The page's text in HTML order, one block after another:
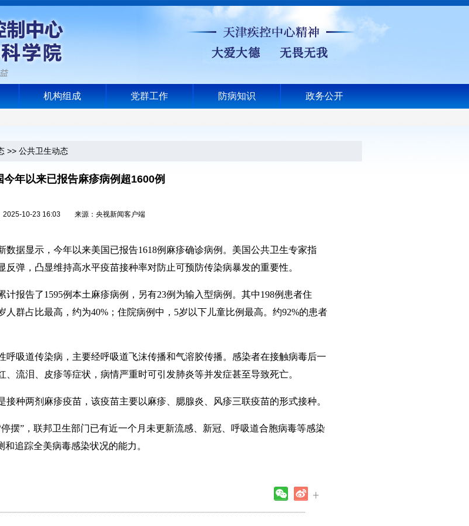
机构组成 党群工作 防病知识 政务公开
>> 公共卫生动态
今年以来已报告麻疹病例超1600例
2025-10-23 16:03 来源：央视新闻客户端
据显示，今年以来美国已报告1618例麻疹确诊病例。美国公共卫生专家指
弹，凸显维持高水平疫苗接种率对防止可预防传染病暴发的重要性。
报告了1595例本土麻疹病例，另有23例为输入型病例。其中198例患者住
人群占比最高，约为40%；住院病例中，5岁以下儿童比例最高。约92%的患者
吸道传染病，主要经呼吸道飞沫传播和气溶胶传播。感染者在接触病毒后一
流泪、皮疹等症状，病情严重时可引发肺炎等并发症甚至导致死亡。
两剂麻疹疫苗，该疫苗主要以麻疹、腮腺炎、风疹三联疫苗的形式接种。
”，联邦卫生部门已有近一个月未更新流感、新冠、呼吸道合胞病毒等感染
追踪全美病毒感染状况的能力。